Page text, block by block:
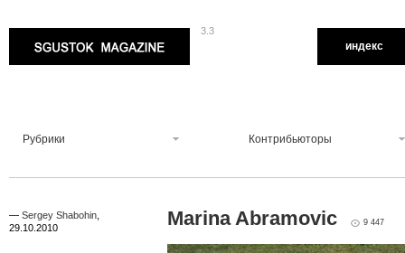
3.3
индекс
Рубрики Контрибьюторы
— Sergey Shabohin
29.10.2010
Marina Abramovic 9 447